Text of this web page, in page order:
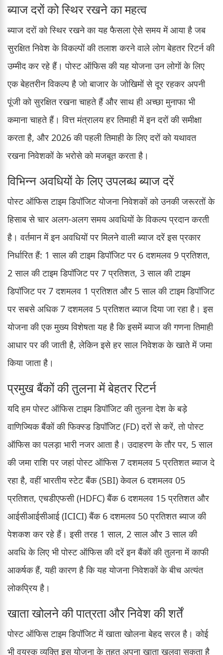
ब्याज दरों को स्थिर रखने का महत्व
ब्याज दरों को स्थिर रखने का यह फैसला ऐसे समय में आया है जब
सुरक्षित निवेश के विकल्पों की तलाश करने वाले लोग बेहतर रिटर्न की
उम्मीद कर रहे हैं। पोस्ट ऑफिस की यह योजना उन लोगों के लिए
एक बेहतरीन विकल्प है जो बाजार के जोखिमों से दूर रहकर अपनी
पूंजी को सुरक्षित रखना चाहते हैं और साथ ही अच्छा मुनाफा भी
कमाना चाहते हैं। वित्त मंत्रालय हर तिमाही में इन दरों की समीक्षा
करता है, और 2026 की पहली तिमाही के लिए दरों को यथावत
रखना निवेशकों के भरोसे को मजबूत करता है।
विभिन्न अवधियों के लिए उपलब्ध ब्याज दरें
पोस्ट ऑफिस टाइम डिपॉजिट योजना निवेशकों को उनकी जरूरतों के
हिसाब से चार अलग-अलग समय अवधियों के विकल्प प्रदान करती
है। वर्तमान में इन अवधियों पर मिलने वाली ब्याज दरें इस प्रकार
निर्धारित हैं: 1 साल की टाइम डिपॉजिट पर 6 दशमलव 9 प्रतिशत,
2 साल की टाइम डिपॉजिट पर 7 प्रतिशत, 3 साल की टाइम
डिपॉजिट पर 7 दशमलव 1 प्रतिशत और 5 साल की टाइम डिपॉजिट
पर सबसे अधिक 7 दशमलव 5 प्रतिशत ब्याज दिया जा रहा है। इस
योजना की एक मुख्य विशेषता यह है कि इसमें ब्याज की गणना तिमाही
आधार पर की जाती है, लेकिन इसे हर साल निवेशक के खाते में जमा
किया जाता है।
प्रमुख बैंकों की तुलना में बेहतर रिटर्न
यदि हम पोस्ट ऑफिस टाइम डिपॉजिट की तुलना देश के बड़े
वाणिज्यिक बैंकों की फिक्स्ड डिपॉजिट (FD) दरों से करें, तो पोस्ट
ऑफिस का पलड़ा भारी नजर आता है। उदाहरण के तौर पर, 5 साल
की जमा राशि पर जहां पोस्ट ऑफिस 7 दशमलव 5 प्रतिशत ब्याज दे
रहा है, वहीं भारतीय स्टेट बैंक (SBI) केवल 6 दशमलव 05
प्रतिशत, एचडीएफसी (HDFC) बैंक 6 दशमलव 15 प्रतिशत और
आईसीआईसीआई (ICICI) बैंक 6 दशमलव 50 प्रतिशत ब्याज की
पेशकश कर रहे हैं। इसी तरह 1 साल, 2 साल और 3 साल की
अवधि के लिए भी पोस्ट ऑफिस की दरें इन बैंकों की तुलना में काफी
आकर्षक हैं, यही कारण है कि यह योजना निवेशकों के बीच अत्यंत
लोकप्रिय है।
खाता खोलने की पात्रता और निवेश की शर्तें
पोस्ट ऑफिस टाइम डिपॉजिट में खाता खोलना बेहद सरल है। कोई
भी वयस्क व्यक्ति इस योजना के तहत अपना खाता खुलवा सकता है